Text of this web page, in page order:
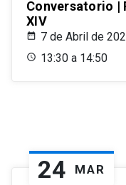
Conversatorio |
XIV
7 de Abril de
13:30 a 14:50
24 MAR